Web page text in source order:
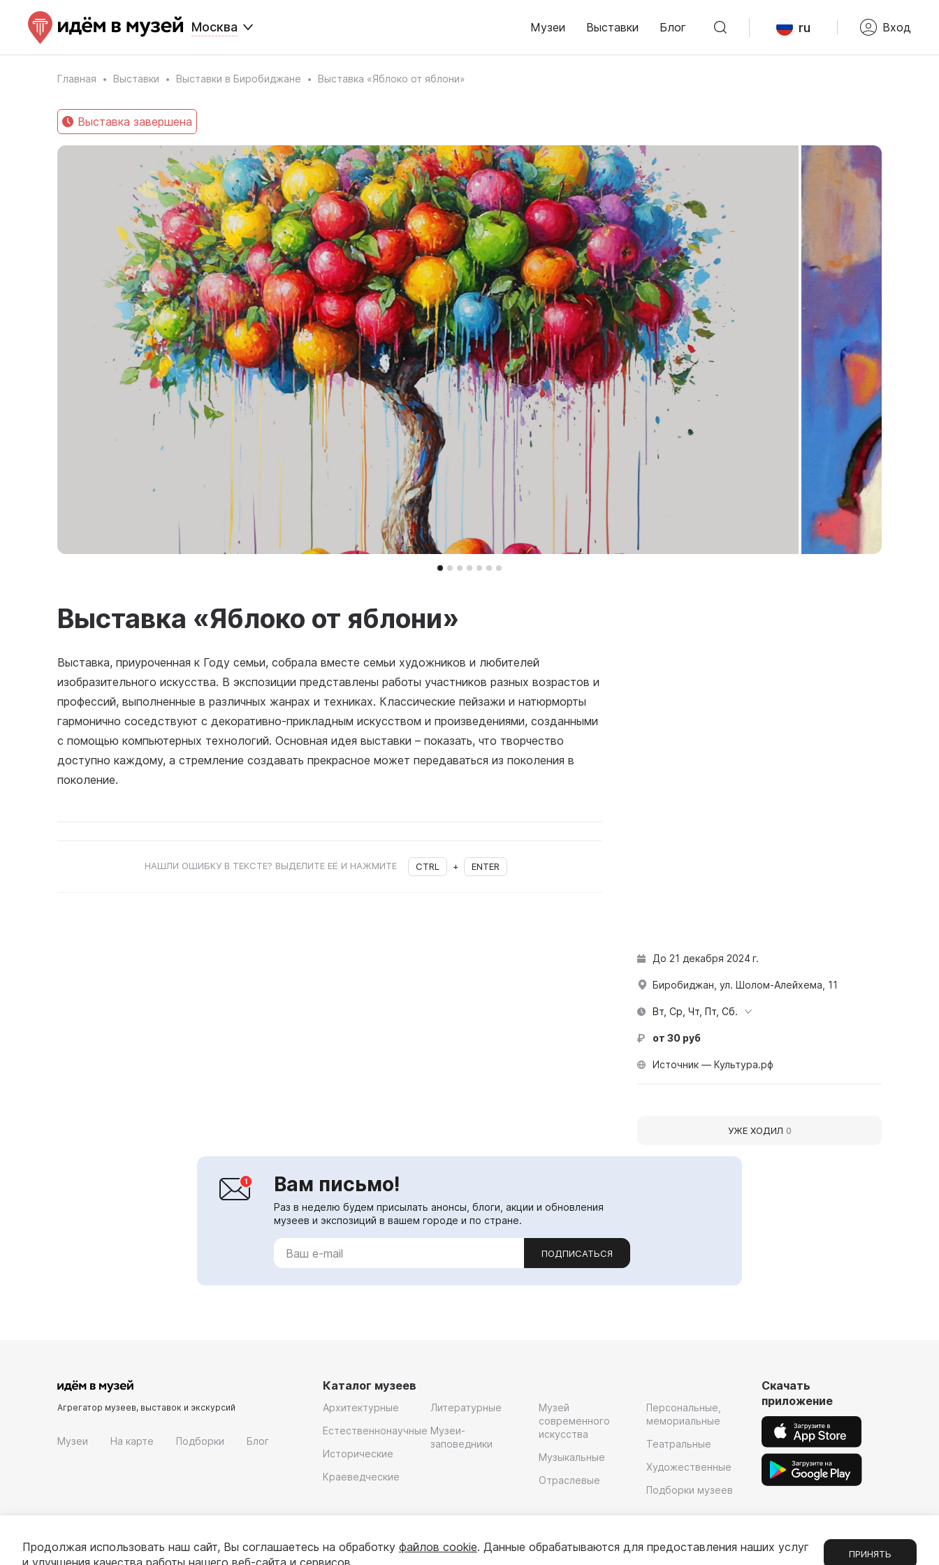
Москва Музеи Выставки Блог ru Вход
Главная Выставки Выставки в Биробиджане Выставка «Яблоко от яблони»
Выставка завершена
Выставка «Яблоко от яблони»
Выставка, приуроченная к Году семьи, собрала вместе семьи художников и любителей
изобразительного искусства. В экспозиции представлены работы участников разных возрастов и
профессий, выполненные в различных жанрах и техниках. Классические пейзажи и натюрморты
гармонично соседствуют с декоративно-прикладным искусством и произведениями, созданными
с помощью компьютерных технологий. Основная идея выставки – показать, что творчество
доступно каждому, а стремление создавать прекрасное может передаваться из поколения в
поколение.
НАШЛИ ОШИБКУ В ТЕКСТЕ? ВЫДЕЛИТЕ ЕЁ И НАЖМИТЕ CTRL + ENTER
До 21 декабря 2024 г.
Биробиджан, ул. Шолом-Алейхема, 11
Вт, Ср, Чт, Пт, Сб.
от 30 руб
Источник — Культура.рф
УЖЕ ХОДИЛ 0
Вам письмо!
Раз в неделю будем присылать анонсы, блоги, акции и обновления
музеев и экспозиций в вашем городе и по стране.
ПОДПИСАТЬСЯ
Агрегатор музеев, выставок и экскурсий
Музеи На карте Подборки Блог
Каталог музеев
Архитектурные
Естественнонаучные
Исторические
Краеведческие
Литературные
Музеи-
заповедники
Музей
современного
искусства
Музыкальные
Отраслевые
Персональные,
мемориальные
Театральные
Художественные
Подборки музеев
Скачать
приложение
Продолжая использовать наш сайт, Вы соглашаетесь на обработку файлов cookie. Данные обрабатываются для предоставления наших услуг
и улучшения качества работы нашего веб-сайта и сервисов
ПРИНЯТЬ